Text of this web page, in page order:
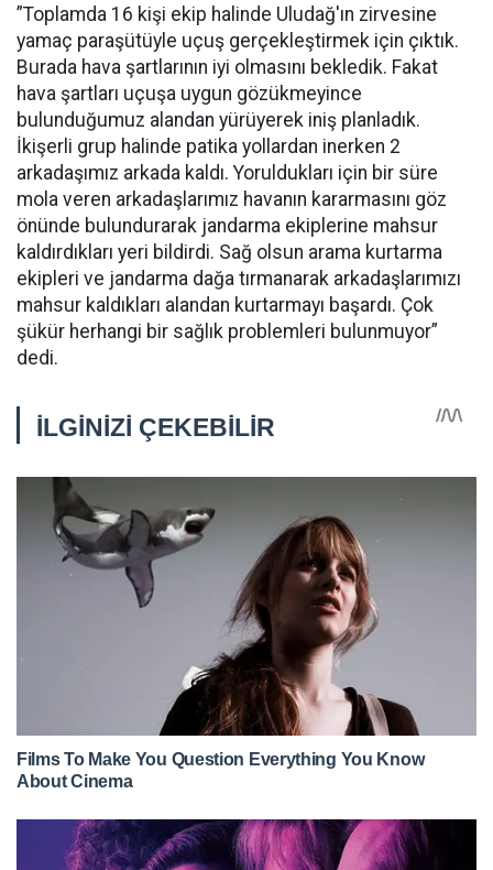
”Toplamda 16 kişi ekip halinde Uludağ'ın zirvesine
yamaç paraşütüyle uçuş gerçekleştirmek için çıktık.
Burada hava şartlarının iyi olmasını bekledik. Fakat
hava şartları uçuşa uygun gözükmeyince
bulunduğumuz alandan yürüyerek iniş planladık.
İkişerli grup halinde patika yollardan inerken 2
arkadaşımız arkada kaldı. Yoruldukları için bir süre
mola veren arkadaşlarımız havanın kararmasını göz
önünde bulundurarak jandarma ekiplerine mahsur
kaldırdıkları yeri bildirdi. Sağ olsun arama kurtarma
ekipleri ve jandarma dağa tırmanarak arkadaşlarımızı
mahsur kaldıkları alandan kurtarmayı başardı. Çok
şükür herhangi bir sağlık problemleri bulunmuyor”
dedi.